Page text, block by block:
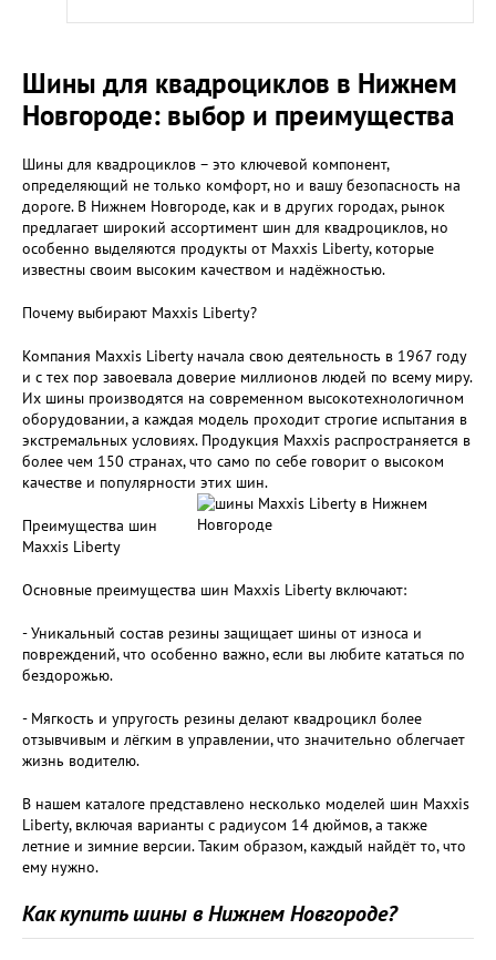
Шины для квадроциклов в Нижнем
Новгороде: выбор и преимущества
Шины для квадроциклов – это ключевой компонент,
определяющий не только комфорт, но и вашу безопасность на
дороге. В Нижнем Новгороде, как и в других городах, рынок
предлагает широкий ассортимент шин для квадроциклов, но
особенно выделяются продукты от Maxxis Liberty, которые
известны своим высоким качеством и надёжностью.
Почему выбирают Maxxis Liberty?
Компания Maxxis Liberty начала свою деятельность в 1967 году
и с тех пор завоевала доверие миллионов людей по всему миру.
Их шины производятся на современном высокотехнологичном
оборудовании, а каждая модель проходит строгие испытания в
экстремальных условиях. Продукция Maxxis распространяется в
более чем 150 странах, что само по себе говорит о высоком
качестве и популярности этих шин.
Преимущества шин
Maxxis Liberty
Основные преимущества шин Maxxis Liberty включают:
- Уникальный состав резины защищает шины от износа и
повреждений, что особенно важно, если вы любите кататься по
бездорожью.
- Мягкость и упругость резины делают квадроцикл более
отзывчивым и лёгким в управлении, что значительно облегчает
жизнь водителю.
В нашем каталоге представлено несколько моделей шин Maxxis
Liberty, включая варианты с радиусом 14 дюймов, а также
летние и зимние версии. Таким образом, каждый найдёт то, что
ему нужно.
Как купить шины в Нижнем Новгороде?